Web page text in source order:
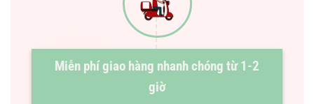
Miễn phí giao hàng nhanh chóng từ 1-2
giờ